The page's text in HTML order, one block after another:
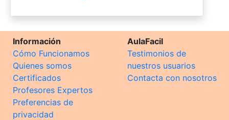
Información
Cómo Funcionamos
Quienes somos
Certificados
Profesores Expertos
Preferencias de
privacidad
AulaFacil
Testimonios de
nuestros usuarios
Contacta con nosotros